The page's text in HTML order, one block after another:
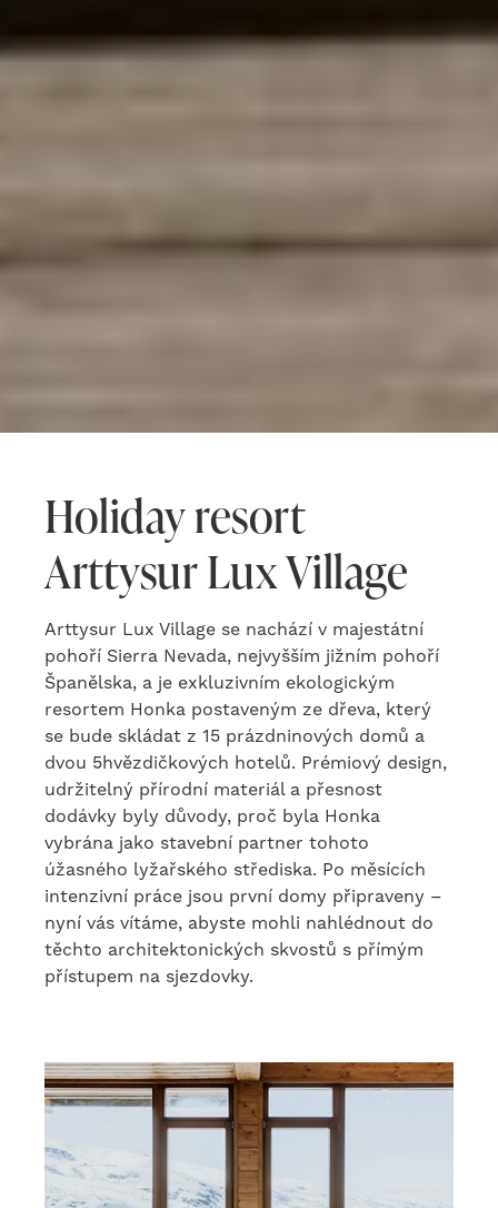
Holiday resort
Arttysur Lux Village
Arttysur Lux Village se nachází v majestátní
pohoří Sierra Nevada, nejvyšším jižním pohoří
Španělska, a je exkluzivním ekologickým
resortem Honka postaveným ze dřeva, který
se bude skládat z 15 prázdninových domů a
dvou 5hvězdičkových hotelů. Prémiový design,
udržitelný přírodní materiál a přesnost
dodávky byly důvody, proč byla Honka
vybrána jako stavební partner tohoto
úžasného lyžařského střediska. Po měsících
intenzivní práce jsou první domy připraveny –
nyní vás vítáme, abyste mohli nahlédnout do
těchto architektonických skvostů s přímým
přístupem na sjezdovky.